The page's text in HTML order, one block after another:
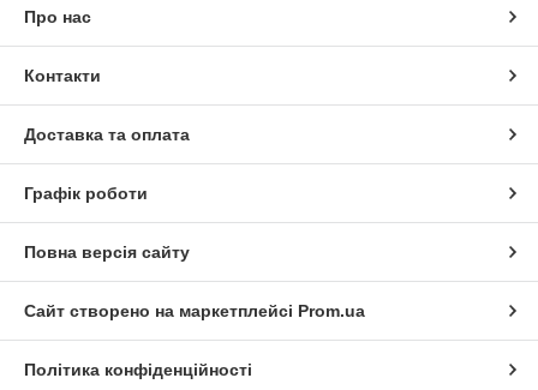
Про нас
Контакти
Доставка та оплата
Графік роботи
Повна версія сайту
Сайт створено на маркетплейсі Prom.ua
Політика конфіденційності